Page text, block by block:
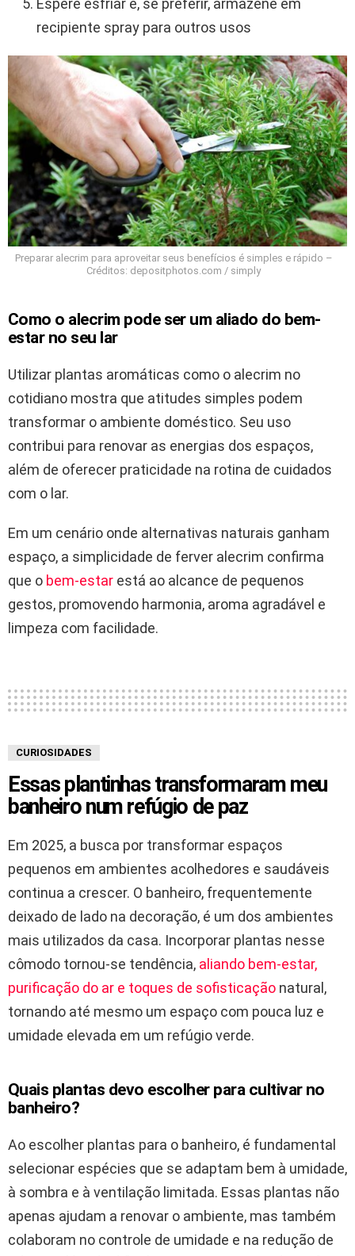
Espere esfriar e, se preferir, armazene em
recipiente spray para outros usos
Preparar alecrim para aproveitar seus benefícios é simples e rápido –
Créditos: depositphotos.com / simply
Como o alecrim pode ser um aliado do bem-
estar no seu lar
Utilizar plantas aromáticas como o alecrim no
cotidiano mostra que atitudes simples podem
transformar o ambiente doméstico. Seu uso
contribui para renovar as energias dos espaços,
além de oferecer praticidade na rotina de cuidados
com o lar.
Em um cenário onde alternativas naturais ganham
espaço, a simplicidade de ferver alecrim confirma
que o bem-estar está ao alcance de pequenos
gestos, promovendo harmonia, aroma agradável e
limpeza com facilidade.
CURIOSIDADES
Essas plantinhas transformaram meu
banheiro num refúgio de paz
Em 2025, a busca por transformar espaços
pequenos em ambientes acolhedores e saudáveis
continua a crescer. O banheiro, frequentemente
deixado de lado na decoração, é um dos ambientes
mais utilizados da casa. Incorporar plantas nesse
cômodo tornou-se tendência, aliando bem-estar,
purificação do ar e toques de sofisticação natural,
tornando até mesmo um espaço com pouca luz e
umidade elevada em um refúgio verde.
Quais plantas devo escolher para cultivar no
banheiro?
Ao escolher plantas para o banheiro, é fundamental
selecionar espécies que se adaptam bem à umidade,
à sombra e à ventilação limitada. Essas plantas não
apenas ajudam a renovar o ambiente, mas também
colaboram no controle de umidade e na redução de